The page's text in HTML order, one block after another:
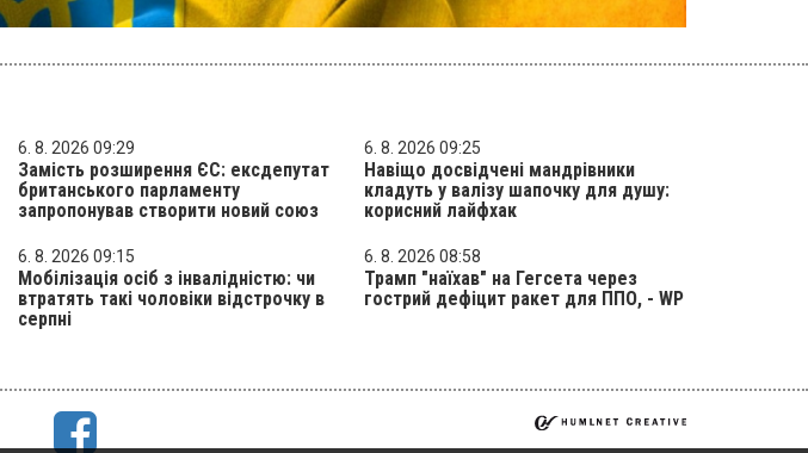
6. 8. 2026 09:29
Замість розширення ЄС: ексдепутат
британського парламенту
запропонував створити новий союз
6. 8. 2026 09:25
Навіщо досвідчені мандрівники
кладуть у валізу шапочку для душу:
корисний лайфхак
6. 8. 2026 09:15
Мобілізація осіб з інвалідністю: чи
втратять такі чоловіки відстрочку в
серпні
6. 8. 2026 08:58
Трамп "наїхав" на Гегсета через
гострий дефіцит ракет для ППО, - WP